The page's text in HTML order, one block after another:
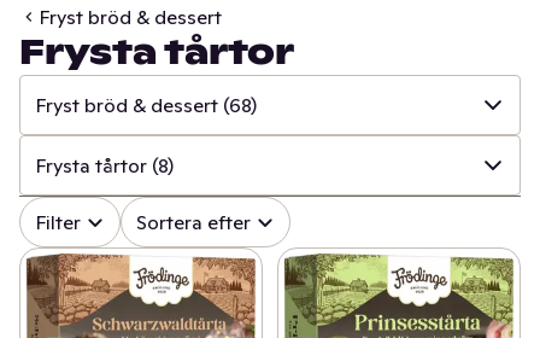
Fryst bröd & dessert
Frysta tårtor
Fryst bröd & dessert (68)
✓ Alla (896)
✓ Fryst kött, burgare & korv (38)
✓ Fryst fågel (64)
✓ Fryst fisk & skaldjur (59)
Frysta tårtor (8)
✓ Alla (68)
✓ Fryst bröd (26)
✓ Frysta dessertpajer & efterrätter (7)
Filter Sortera efter